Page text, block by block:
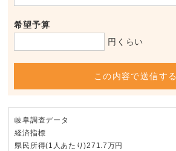
希望予算
円くらい
この内容で送信する
岐阜調査データ
経済指標
県民所得(1人あたり)271.7万円